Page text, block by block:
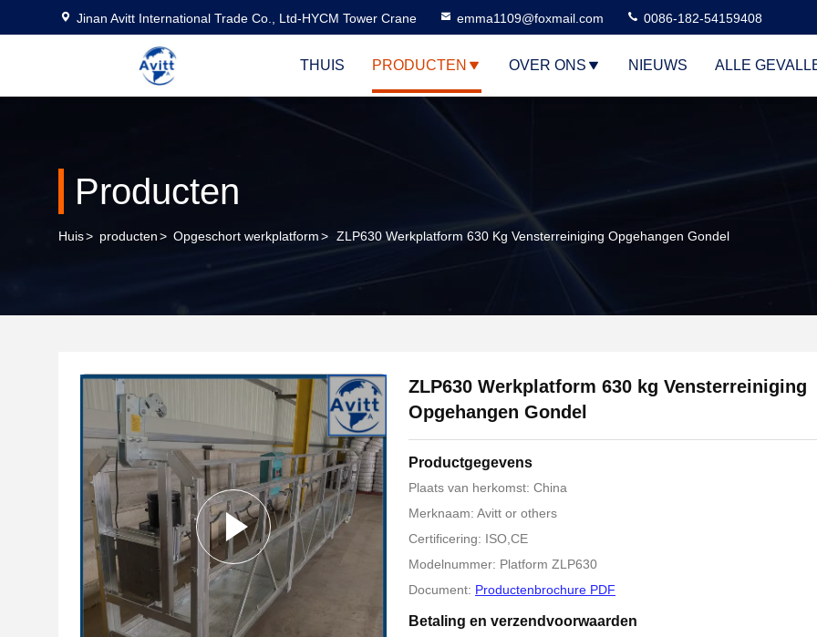
Jinan Avitt International Trade Co., Ltd-HYCM Tower Crane emma1109@foxmail.com 0086-182-54159408
THUIS PRODUCTEN OVER ONS NIEUWS ALLE
Producten
Huis> producten> Opgeschort werkplatform> ZLP630 Werkplatform 630 Kg Vensterreiniging Opgehangen Gondel
ZLP630 Werkplatform 630 kg Vensterreiniging
Opgehangen Gondel
Productgegevens
Plaats van herkomst: China
Merknaam: Avitt or others
Certificering: ISO,CE
Modelnummer: Platform ZLP630
Document: Productenbrochure PDF
Betaling en verzendvoorwaarden